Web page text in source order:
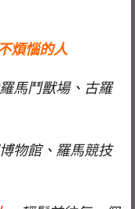
煩惱的人
馬鬥獸場、古羅
物館、羅馬競技